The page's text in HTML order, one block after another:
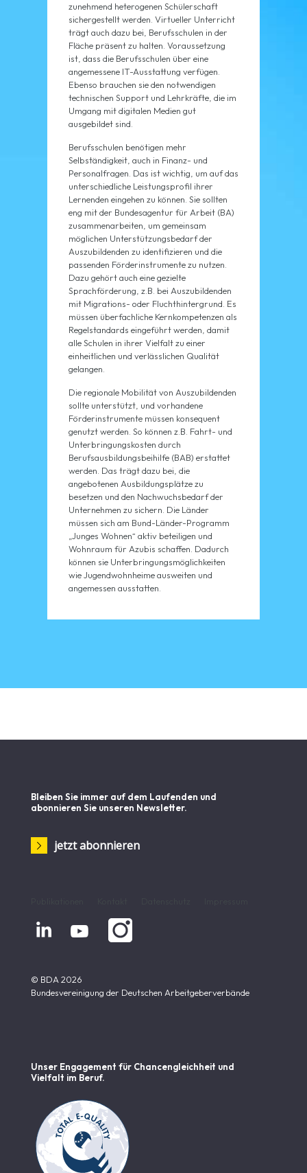
zunehmend heterogenen Schülerschaft
sichergestellt werden. Virtueller Unterricht
trägt auch dazu bei, Berufsschulen in der
Fläche präsent zu halten. Voraussetzung
ist, dass die Berufsschulen über eine
angemessene IT-Ausstattung verfügen.
Ebenso brauchen sie den notwendigen
technischen Support und Lehrkräfte, die im
Umgang mit digitalen Medien gut
ausgebildet sind.
Berufsschulen benötigen mehr
Selbständigkeit, auch in Finanz- und
Personalfragen. Das istwichtig, um auf das
unterschiedliche Leistungsprofil ihrer
Lernenden eingehen zu können. Sie sollten
eng mit der Bundesagentur für Arbeit (BA)
zusammenarbeiten, um gemeinsam
möglichen Unterstützungsbedarf der
Auszubildenden zu identifizieren und die
passenden Förderinstrumente zu nutzen.
Dazu gehört auch eine gezielte
Sprachförderung, z.B. bei Auszubildenden
mit Migrations- oder Fluchthintergrund. Es
müssen überfachliche Kernkompetenzen als
Regelstandards eingeführt werden, damit
alle Schulen in ihrer Vielfalt zu einer
einheitlichen und verlässlichen Qualität
gelangen.
Die regionale Mobilität von Auszubildenden
sollte unterstützt, und vorhandene
Förderinstrumente müssen konsequent
genutzt werden. So können z.B. Fahrt- und
Unterbringungskosten durch
Berufsausbildungsbeihilfe (BAB) erstattet
werden. Das trägt dazu bei, die
angebotenen Ausbildungsplätze zu
besetzen und den Nachwuchsbedarf der
Unternehmen zu sichern. Die Länder
müssen sich am Bund-Länder-Programm
„Junges Wohnen“ aktiv beteiligen und
Wohnraum für Azubis schaffen. Dadurch
können sie Unterbringungsmöglichkeiten
wie Jugendwohnheime ausweiten und
angemessen ausstatten.
Bleiben Sie immer auf dem Laufenden und
abonnieren Sie unseren Newsletter.
jetzt abonnieren
 
© BDA 2026
Bundesvereinigung der Deutschen Arbeitgeberverbände
Unser Engagement für Chancen­gleichheit und
Vielfalt im Beruf.